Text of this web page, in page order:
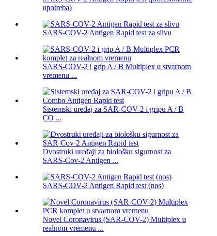
upotreba)
SARS-COV-2 Antigen Rapid test za slivu
SARS-COV-2 i grip A / B Multiplex u stvarnom
vremenu ...
Sistemski uređaj za SAR-COV-2 i gripu A / B
CO ...
Dvostruki uređaji za biološku sigurnost za
SARS-Cov-2 Antigen ...
SARS-COV-2 Antigen Rapid test (nos)
Novel Coronavirus (SAR-COV-2) Multiplex u
realnom vremenu ...